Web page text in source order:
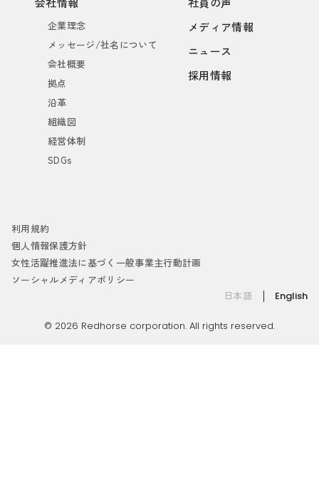
企業理念
メッセージ/社名について
会社概要
拠点
沿革
組織図
経営体制
SDGs
メディア情報
ニュース
採用情報
利用規約
個人情報保護方針
女性活躍推進法に基づく一般事業主行動計画
ソーシャルメディアポリシー
日本語
English
© 2026 Redhorse corporation. All rights reserved.